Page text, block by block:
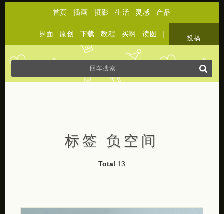
首页 插画 摄影 生活 灵感 产品
界面 原创 下载 教程 买啊 读图 |
投稿
标签 负空间
Total 13